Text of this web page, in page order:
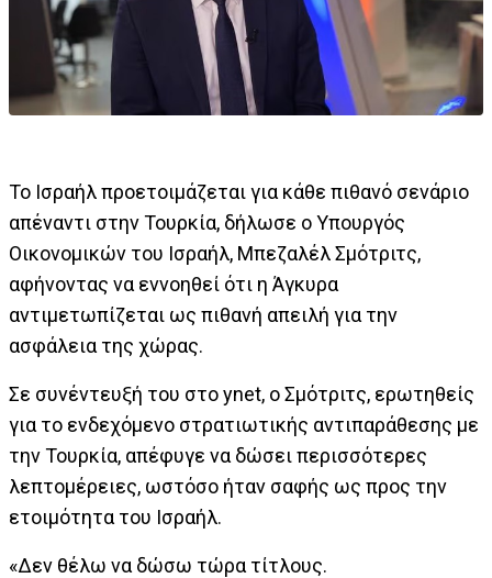
Το Ισραήλ προετοιμάζεται για κάθε πιθανό σενάριο
απέναντι στην Τουρκία, δήλωσε ο Υπουργός
Οικονομικών του Ισραήλ, Μπεζαλέλ Σμότριτς,
αφήνοντας να εννοηθεί ότι η Άγκυρα
αντιμετωπίζεται ως πιθανή απειλή για την
ασφάλεια της χώρας.
Σε συνέντευξή του στο ynet, ο Σμότριτς, ερωτηθείς
για το ενδεχόμενο στρατιωτικής αντιπαράθεσης με
την Τουρκία, απέφυγε να δώσει περισσότερες
λεπτομέρειες, ωστόσο ήταν σαφής ως προς την
ετοιμότητα του Ισραήλ.
«Δεν θέλω να δώσω τώρα τίτλους.